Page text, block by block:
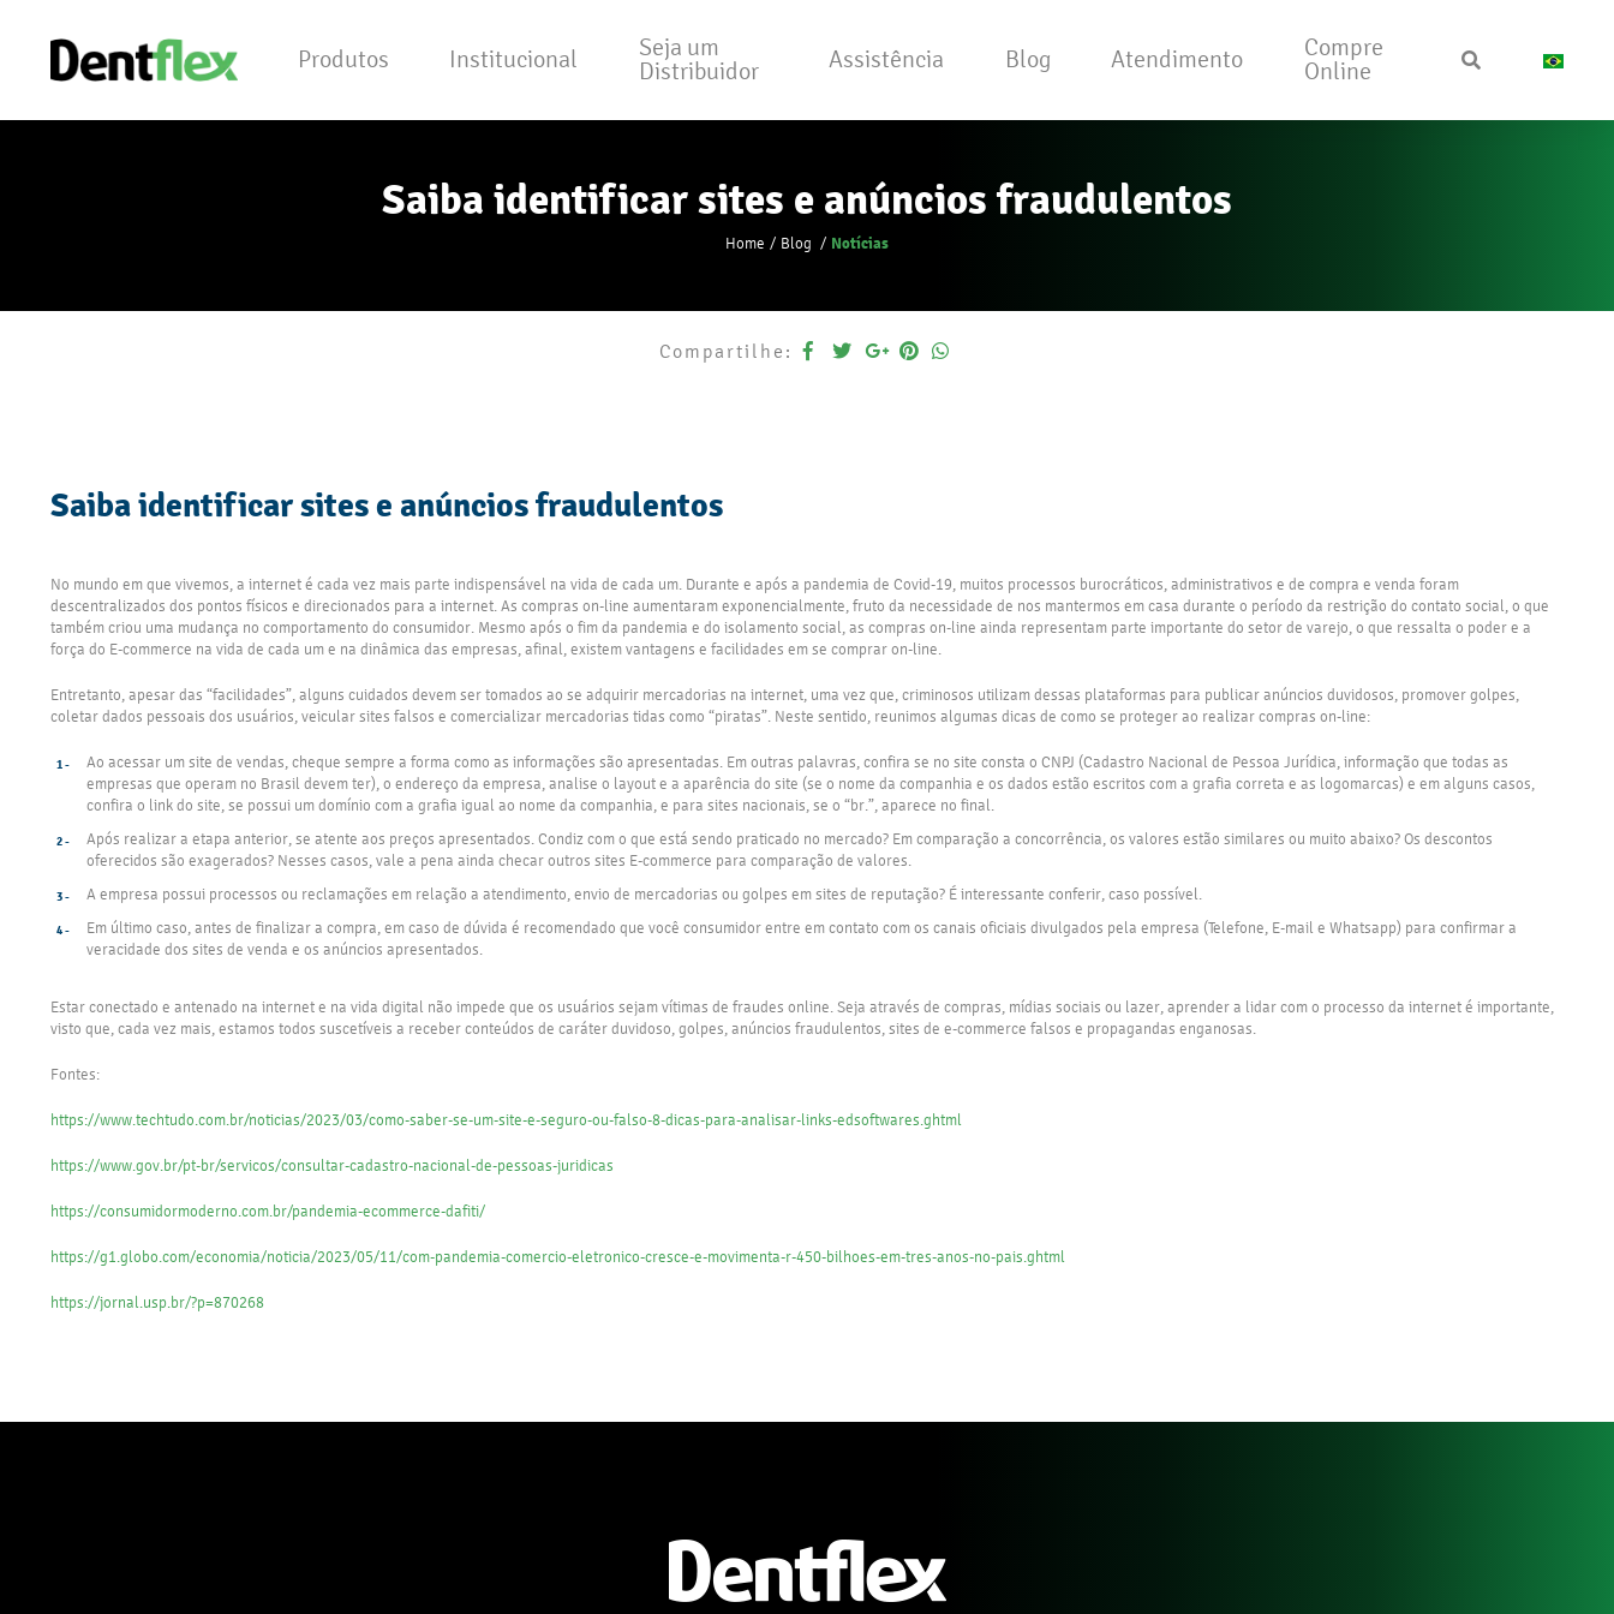
Produtos Institucional
Seja um
Distribuidor
Assistência Blog Atendimento
Compre
Online
Saiba identificar sites e anúncios fraudulentos
Home Blog Notícias
Compartilhe:
Saiba identificar sites e anúncios fraudulentos
No mundo em que vivemos, a internet é cada vez mais parte indispensável na vida de cada um. Durante e após a pandemia de Covid-19, muitos processos burocráticos, administrativos e de compra e venda foram
descentralizados dos pontos físicos e direcionados para a internet. As compras on-line aumentaram exponencialmente, fruto da necessidade de nos mantermos em casa durante o período da restrição do contato social, o que
também criou uma mudança no comportamento do consumidor. Mesmo após o fim da pandemia e do isolamento social, as compras on-line ainda representam parte importante do setor de varejo, o que ressalta o poder e a
força do E-commerce na vida de cada um e na dinâmica das empresas, afinal, existem vantagens e facilidades em se comprar on-line.
Entretanto, apesar das “facilidades”, alguns cuidados devem ser tomados ao se adquirir mercadorias na internet, uma vez que, criminosos utilizam dessas plataformas para publicar anúncios duvidosos, promover golpes,
coletar dados pessoais dos usuários, veicular sites falsos e comercializar mercadorias tidas como “piratas”. Neste sentido, reunimos algumas dicas de como se proteger ao realizar compras on-line:
Ao acessar um site de vendas, cheque sempre a forma como as informações são apresentadas. Em outras palavras, confira se no site consta o CNPJ (Cadastro Nacional de Pessoa Jurídica, informação que todas as
empresas que operam no Brasil devem ter), o endereço da empresa, analise o layout e a aparência do site (se o nome da companhia e os dados estão escritos com a grafia correta e as logomarcas) e em alguns casos,
confira o link do site, se possui um domínio com a grafia igual ao nome da companhia, e para sites nacionais, se o “br.”, aparece no final.
Após realizar a etapa anterior, se atente aos preços apresentados. Condiz com o que está sendo praticado no mercado? Em comparação a concorrência, os valores estão similares ou muito abaixo? Os descontos
oferecidos são exagerados? Nesses casos, vale a pena ainda checar outros sites E-commerce para comparação de valores.
A empresa possui processos ou reclamações em relação a atendimento, envio de mercadorias ou golpes em sites de reputação? É interessante conferir, caso possível.
Em último caso, antes de finalizar a compra, em caso de dúvida é recomendado que você consumidor entre em contato com os canais oficiais divulgados pela empresa (Telefone, E-mail e Whatsapp) para confirmar a
veracidade dos sites de venda e os anúncios apresentados.
Estar conectado e antenado na internet e na vida digital não impede que os usuários sejam vítimas de fraudes online. Seja através de compras, mídias sociais ou lazer, aprender a lidar com o processo da internet é importante,
visto que, cada vez mais, estamos todos suscetíveis a receber conteúdos de caráter duvidoso, golpes, anúncios fraudulentos, sites de e-commerce falsos e propagandas enganosas.
Fontes:
https://www.techtudo.com.br/noticias/2023/03/como-saber-se-um-site-e-seguro-ou-falso-8-dicas-para-analisar-links-edsoftwares.ghtml
https://www.gov.br/pt-br/servicos/consultar-cadastro-nacional-de-pessoas-juridicas
https://consumidormoderno.com.br/pandemia-ecommerce-dafiti/
https://g1.globo.com/economia/noticia/2023/05/11/com-pandemia-comercio-eletronico-cresce-e-movimenta-r-450-bilhoes-em-tres-anos-no-pais.ghtml
https://jornal.usp.br/?p=870268